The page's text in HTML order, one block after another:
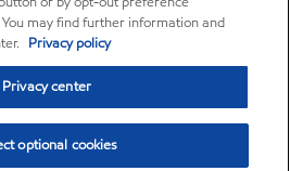
may find further information and
Privacy policy
Privacy center
optional cookies